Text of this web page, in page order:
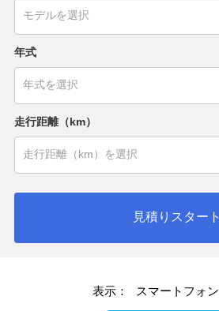
年式
走行距離（km）
見積りスタート
表示： スマートフォン